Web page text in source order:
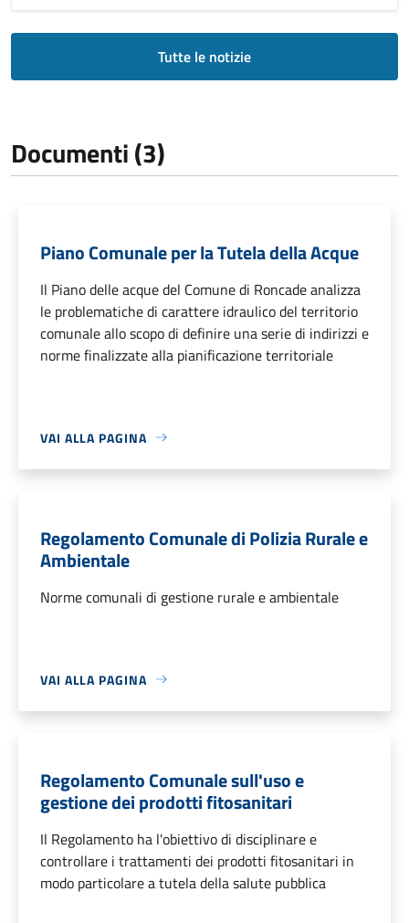
Tutte le notizie
Documenti (3)
Piano Comunale per la Tutela della Acque
Il Piano delle acque del Comune di Roncade analizza
le problematiche di carattere idraulico del territorio
comunale allo scopo di definire una serie di indirizzi e
norme finalizzate alla pianificazione territoriale
VAI ALLA PAGINA
Regolamento Comunale di Polizia Rurale e
Ambientale
Norme comunali di gestione rurale e ambientale
VAI ALLA PAGINA
Regolamento Comunale sull'uso e
gestione dei prodotti fitosanitari
Il Regolamento ha l'obiettivo di disciplinare e
controllare i trattamenti dei prodotti fitosanitari in
modo particolare a tutela della salute pubblica